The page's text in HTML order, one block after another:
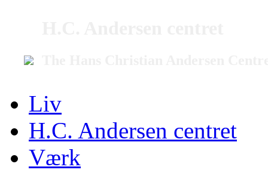
Liv
H.C. Andersen centret
Værk